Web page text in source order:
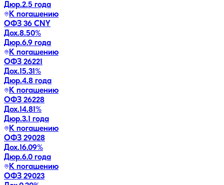
Дюр.2.5 года
К погашению
ОФЗ 36 CNY
Дох.8.50%
Дюр.6.9 года
К погашению
ОФЗ 26221
Дох.15.31%
Дюр.4.8 года
К погашению
ОФЗ 26228
Дох.14.81%
Дюр.3.1 года
К погашению
ОФЗ 29028
Дох.16.09%
Дюр.6.0 года
К погашению
ОФЗ 29023